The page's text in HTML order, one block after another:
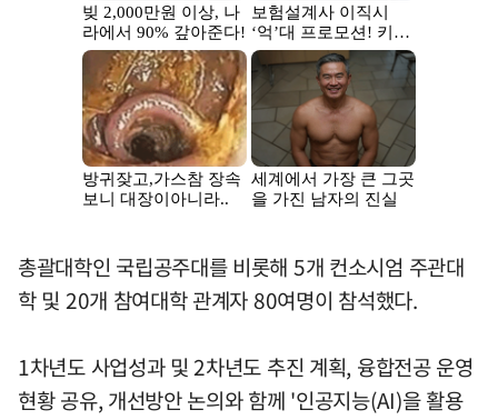
총괄대학인 국립공주대를 비롯해 5개 컨소시엄 주관대
학 및 20개 참여대학 관계자 80여명이 참석했다.
1차년도 사업성과 및 2차년도 추진 계획, 융합전공 운영
현황 공유, 개선방안 논의와 함께 '인공지능(AI)을 활용